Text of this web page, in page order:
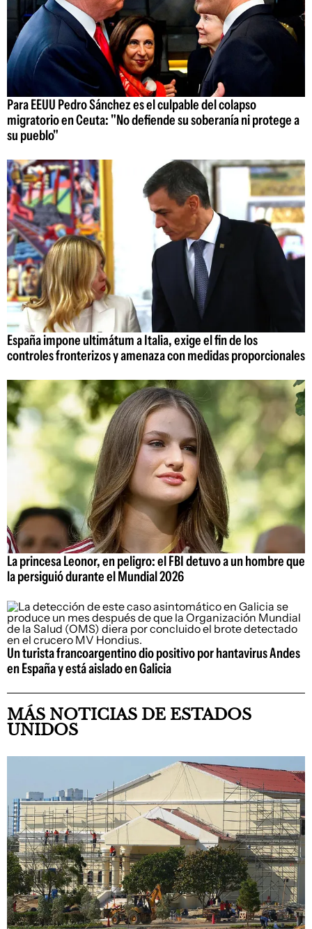
Para EEUU Pedro Sánchez es el culpable del colapso
migratorio en Ceuta: "No defiende su soberanía ni protege a
su pueblo"
España impone ultimátum a Italia, exige el fin de los
controles fronterizos y amenaza con medidas proporcionales
La princesa Leonor, en peligro: el FBI detuvo a un hombre que
la persiguió durante el Mundial 2026
Un turista francoargentino dio positivo por hantavirus Andes
en España y está aislado en Galicia
MÁS NOTICIAS DE ESTADOS
UNIDOS